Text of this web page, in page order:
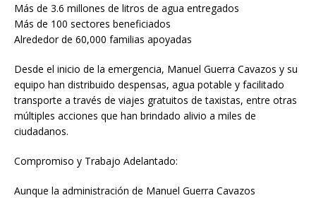
Más de 3.6 millones de litros de agua entregados
Más de 100 sectores beneficiados
Alrededor de 60,000 familias apoyadas
Desde el inicio de la emergencia, Manuel Guerra Cavazos y su
equipo han distribuido despensas, agua potable y facilitado
transporte a través de viajes gratuitos de taxistas, entre otras
múltiples acciones que han brindado alivio a miles de
ciudadanos.
Compromiso y Trabajo Adelantado:
Aunque la administración de Manuel Guerra Cavazos